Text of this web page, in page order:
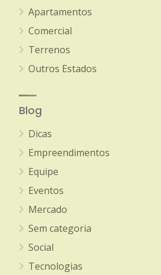
Apartamentos
Comercial
Terrenos
Outros Estados
Blog
Dicas
Empreendimentos
Equipe
Eventos
Mercado
Sem categoria
Social
Tecnologias